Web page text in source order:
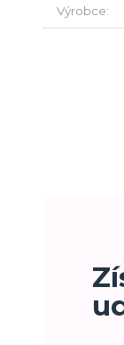
Výrobce